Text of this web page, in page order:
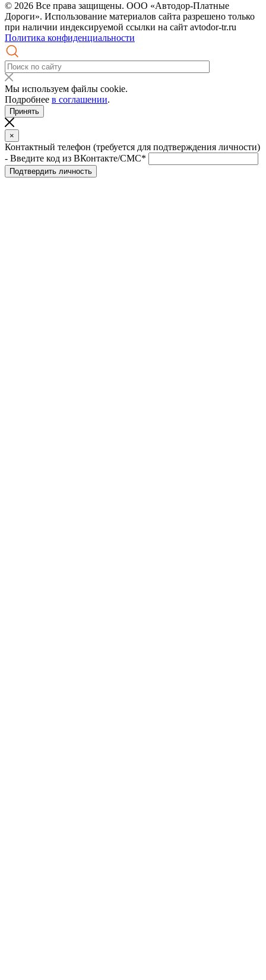
© 2026 Все права защищены. ООО «Автодор-Платные
Дороги». Использование материалов сайта разрешено только
при наличии индексируемой ссылки на сайт avtodor-tr.ru
Политика конфиденциальности
Мы используем файлы cookie.
Подробнее в соглашении.
Принять
×
Контактный телефон (требуется для подтверждения личности)
- Введите код из ВКонтакте/СМС*
Подтвердить личность